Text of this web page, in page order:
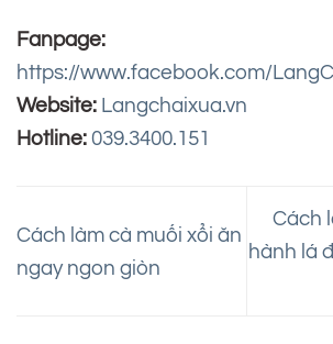
Fanpage:
https://www.facebook.com/
Website: Langchaixua.vn
Hotline: 039.3400.151
Cách làm cà muối xổi ăn
ngay ngon giòn
Cách
hành lá